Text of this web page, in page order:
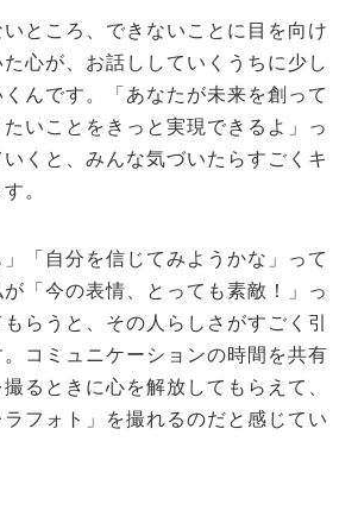
ところ、できないことに目を向け
心が、お話ししていくうちに少し
んです。「あなたが未来を創って
いことをきっと実現できるよ」っ
くと、みんな気づいたらすごくキ
。
」「自分を信じてみようかな」って
「今の表情、とっても素敵！」っ
らうと、その人らしさがすごく引
コミュニケーションの時間を共有
るときに心を解放してもらえて、
フォト」を撮れるのだと感じてい